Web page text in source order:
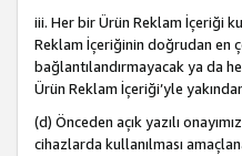
iii. Her bir Ürün Reklam İçeriği
Reklam İçeriğinin doğrudan en
bağlantılandırmayacak ya da
Ürün Reklam İçeriği’yle
(d) Önceden açık yazılı
cihazlarda kullanılması